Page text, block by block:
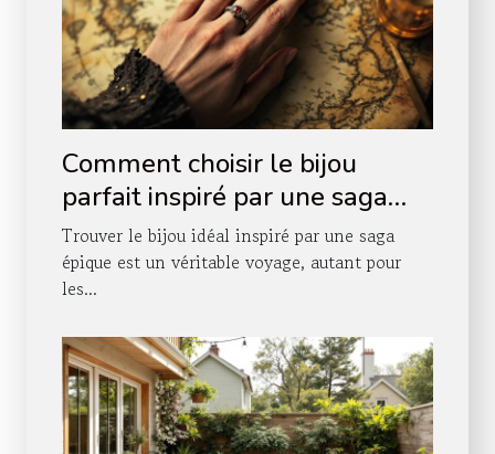
Comment choisir le bijou
parfait inspiré par une saga
épique ?
Trouver le bijou idéal inspiré par une saga
épique est un véritable voyage, autant pour
les...